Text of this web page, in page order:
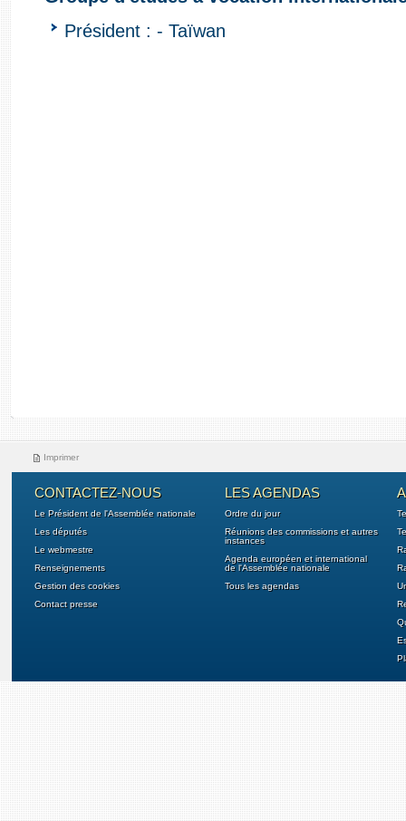
Président : - Taïwan
Imprimer
CONTACTEZ-NOUS
Le Président de l'Assemblée nationale
Les députés
Le webmestre
Renseignements
Gestion des cookies
Contact presse
LES AGENDAS
Ordre du jour
Réunions des commissions et autres
instances
Agenda européen et international
de l'Assemblée nationale
Tous les agendas